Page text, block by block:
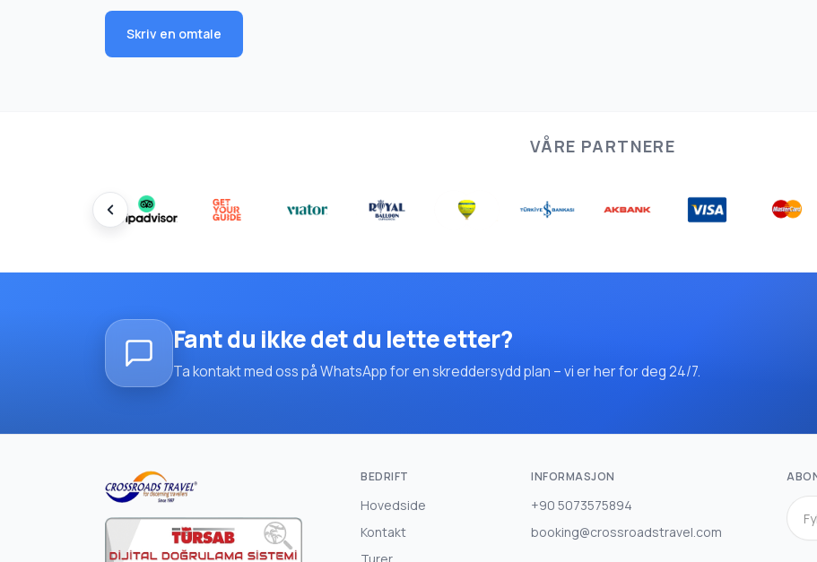
Skriv en omtale
VÅRE PARTNERE
Fant du ikke det du lette etter?
Ta kontakt med oss på WhatsApp for en skreddersydd plan – vi er her for deg 24/7.
BEDRIFT
Hovedside
Kontakt
INFORMASJON
+90 5073575894
booking@crossroadstravel.com